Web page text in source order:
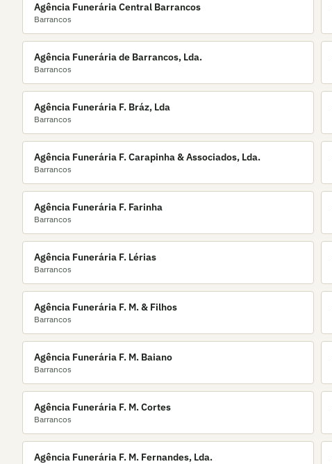
Agência Funerária Central Barrancos
Barrancos
Agência Funerária de Barrancos, Lda.
Barrancos
Agência Funerária F. Bráz, Lda
Barrancos
Agência Funerária F. Carapinha & Associados, Lda.
Barrancos
Agência Funerária F. Farinha
Barrancos
Agência Funerária F. Lérias
Barrancos
Agência Funerária F. M. & Filhos
Barrancos
Agência Funerária F. M. Baiano
Barrancos
Agência Funerária F. M. Cortes
Barrancos
Agência Funerária F. M. Fernandes, Lda.